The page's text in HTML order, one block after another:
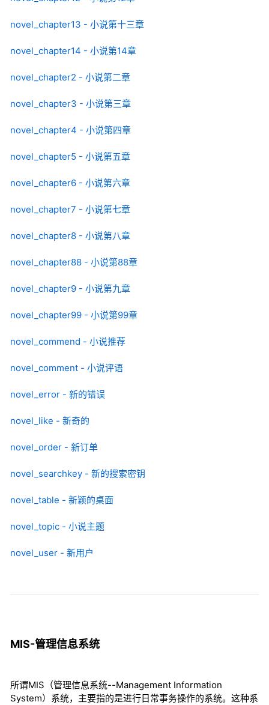
novel_chapter13 - 小说第十三章
novel_chapter14 - 小说第14章
novel_chapter2 - 小说第二章
novel_chapter3 - 小说第三章
novel_chapter4 - 小说第四章
novel_chapter5 - 小说第五章
novel_chapter6 - 小说第六章
novel_chapter7 - 小说第七章
novel_chapter8 - 小说第八章
novel_chapter88 - 小说第88章
novel_chapter9 - 小说第九章
novel_chapter99 - 小说第99章
novel_commend - 小说推荐
novel_comment - 小说评语
novel_error - 新的错误
novel_like - 新奇的
novel_order - 新订单
novel_searchkey - 新的搜索密钥
novel_table - 新颖的桌面
novel_topic - 小说主题
novel_user - 新用户
MIS-管理信息系统
所谓MIS（管理信息系统--Management Information
System）系统，主要指的是进行日常事务操作的系统。这种系